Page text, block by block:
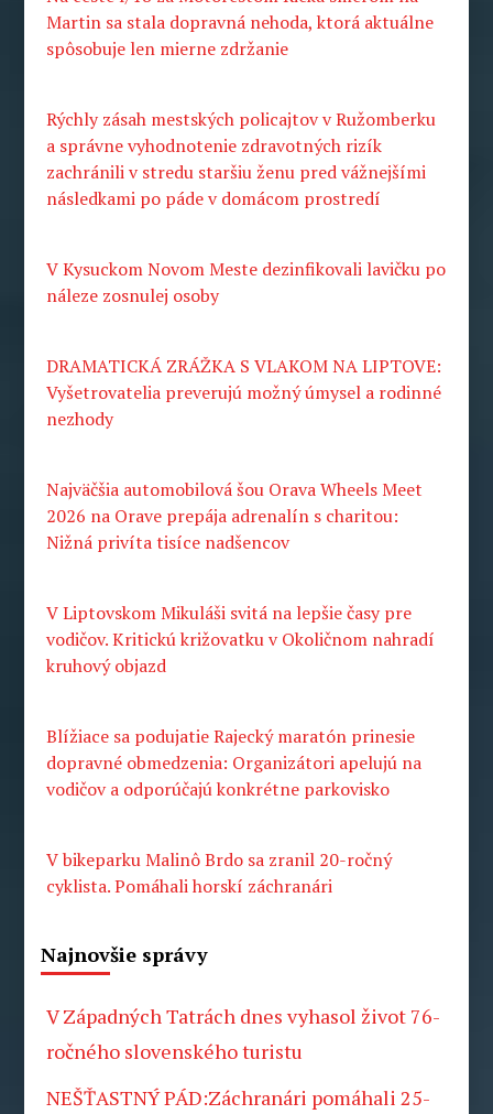
Martin sa stala dopravná nehoda, ktorá aktuálne
spôsobuje len mierne zdržanie
Rýchly zásah mestských policajtov v Ružomberku
a správne vyhodnotenie zdravotných rizík
zachránili v stredu staršiu ženu pred vážnejšími
následkami po páde v domácom prostredí
V Kysuckom Novom Meste dezinfikovali lavičku po
náleze zosnulej osoby
DRAMATICKÁ ZRÁŽKA S VLAKOM NA LIPTOVE:
Vyšetrovatelia preverujú možný úmysel a rodinné
nezhody
Najväčšia automobilová šou Orava Wheels Meet
2026 na Orave prepája adrenalín s charitou:
Nižná privíta tisíce nadšencov
V Liptovskom Mikuláši svitá na lepšie časy pre
vodičov. Kritickú križovatku v Okoličnom nahradí
kruhový objazd
Blížiace sa podujatie Rajecký maratón prinesie
dopravné obmedzenia: Organizátori apelujú na
vodičov a odporúčajú konkrétne parkovisko
V bikeparku Malinô Brdo sa zranil 20-ročný
cyklista. Pomáhali horskí záchranári
Najnovšie správy
V Západných Tatrách dnes vyhasol život 76-
ročného slovenského turistu
NEŠŤASTNÝ PÁD:Záchranári pomáhali 25-